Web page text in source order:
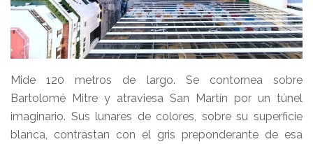
Mide 120 metros de largo. Se contornea sobre
Bartolomé Mitre y atraviesa San Martín por un túnel
imaginario. Sus lunares de colores, sobre su superficie
blanca, contrastan con el gris preponderante de esa